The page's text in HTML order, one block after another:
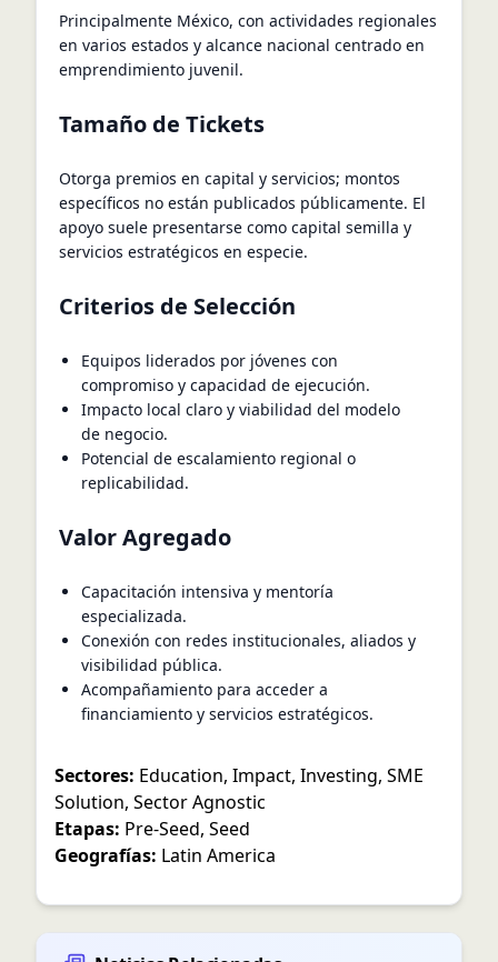
Principalmente México, con actividades regionales
en varios estados y alcance nacional centrado en
emprendimiento juvenil.
Tamaño de Tickets
Otorga premios en capital y servicios; montos
específicos no están publicados públicamente. El
apoyo suele presentarse como capital semilla y
servicios estratégicos en especie.
Criterios de Selección
Equipos liderados por jóvenes con
compromiso y capacidad de ejecución.
Impacto local claro y viabilidad del modelo
de negocio.
Potencial de escalamiento regional o
replicabilidad.
Valor Agregado
Capacitación intensiva y mentoría
especializada.
Conexión con redes institucionales, aliados y
visibilidad pública.
Acompañamiento para acceder a
financiamiento y servicios estratégicos.
Sectores: Education, Impact, Investing, SME
Solution, Sector Agnostic
Etapas: Pre-Seed, Seed
Geografías: Latin America